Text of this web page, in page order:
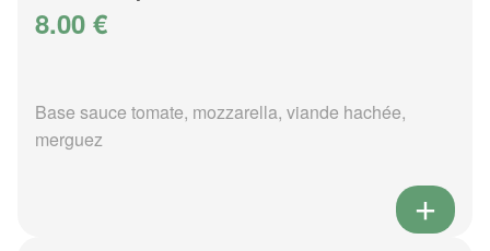
8.00 €
Base sauce tomate, mozzarella, viande hachée,
merguez